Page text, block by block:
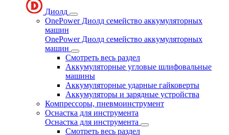
Диолд
OnePower Диолд семейство аккумуляторных
машин
OnePower Диолд семейство аккумуляторных
машин
Смотреть весь раздел
Аккумуляторные угловые шлифовальные
машины
Аккумуляторные ударные гайковерты
Аккумуляторы и зарядные устройства
Компрессоры, пневмоинструмент
Оснастка для инструмента
Оснастка для инструмента
Смотреть весь раздел